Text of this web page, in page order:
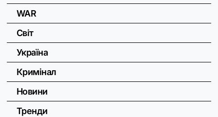
WAR
Світ
Україна
Кримінал
Новини
Тренди